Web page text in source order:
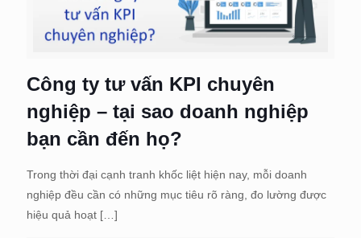
Công ty tư vấn KPI chuyên
nghiệp – tại sao doanh nghiệp
bạn cần đến họ?
Trong thời đại cạnh tranh khốc liệt hiện nay, mỗi doanh
nghiệp đều cần có những mục tiêu rõ ràng, đo lường được
hiệu quả hoạt […]